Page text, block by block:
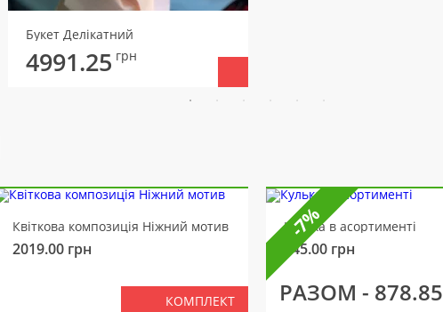
Букет Делікатний
4991.25 грн
Квіткова композиція Ніжний мотив
2019.00 грн
КОМПЛЕКТ
Кулька в асортименті
145.00 грн
РАЗОМ - 878.85
-7%